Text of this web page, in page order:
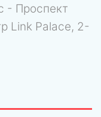
- Проспект
Link Palace, 2-